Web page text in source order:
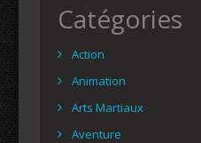
Catégories
Action
Animation
Arts Martiaux
Aventure